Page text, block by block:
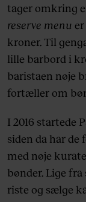
tager omkring
reserve menu
kroner. Til
lille barbord i
baristaen nøje
fortæller om
I 2016 startede
siden da har de
med nøje
bønder. Lige
riste og sælge